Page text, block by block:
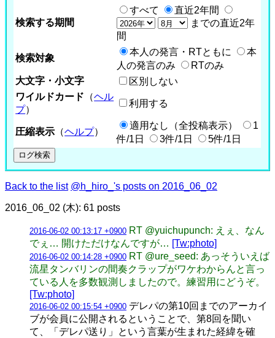
検索する期間
すべて
直近2年間
までの直近2年
間
検索対象
本人の発言・RTともに
本
人の発言のみ
RTのみ
大文字・小文字
区別しない
ワイルドカード （ヘル
プ）
利用する
圧縮表示 （ヘルプ）
適用なし（全投稿表示）
1
件/1日
3件/1日 5件/1日
Back to the list @h_hiro_'s posts on 2016_06_02
2016_06_02 (木): 61 posts
2016-06-02 00:13:17 +0900 RT @yuichupunch: えぇ、なん
でぇ… 開けただけなんですが… [Tw:photo]
2016-06-02 00:14:28 +0900 RT @ure_seed: あっそういえば
流星タンバリンの間奏クラップがワケわからんと言っ
ている人を多数観測しましたので。練習用にどうぞ。
[Tw:photo]
2016-06-02 00:15:54 +0900 デレパの第10回までのアーカイ
ブが会員に公開されるということで、第8回を聞い
て、「デレパ送り」という言葉が生まれた経緯を確